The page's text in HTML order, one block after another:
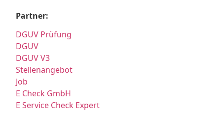
Partner:
DGUV Prüfung
DGUV
DGUV V3
Stellenangebot
Job
E Check GmbH
E Service Check Expert